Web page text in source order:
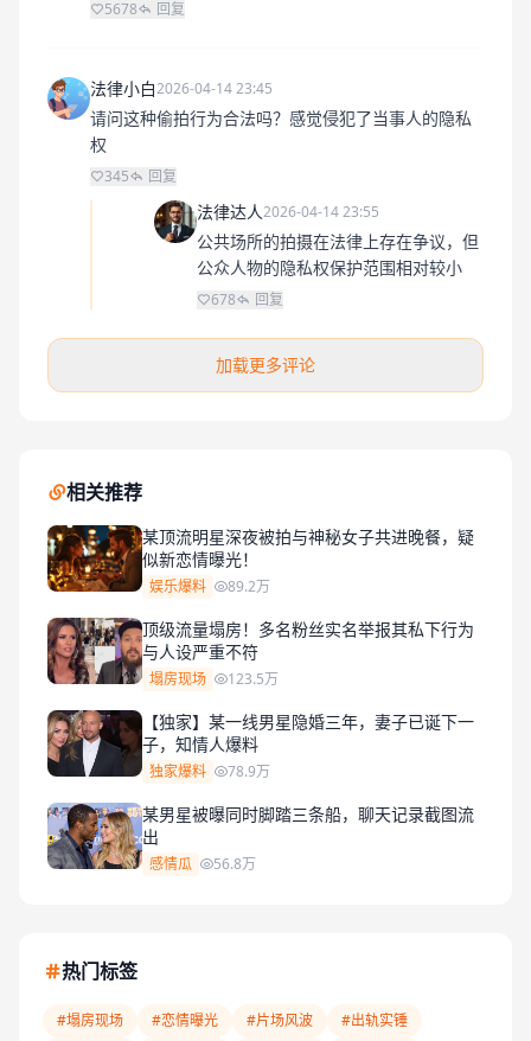
5678 回复
法律小白2026-04-14 23:45
请问这种偷拍行为合法吗？感觉侵犯了当事人的隐私
权
345 回复
法律达人2026-04-14 23:55
公共场所的拍摄在法律上存在争议，但
公众人物的隐私权保护范围相对较小
678 回复
加载更多评论
相关推荐
某顶流明星深夜被拍与神秘女子共进晚餐，疑
似新恋情曝光！
娱乐爆料 89.2万
顶级流量塌房！多名粉丝实名举报其私下行为
与人设严重不符
塌房现场 123.5万
【独家】某一线男星隐婚三年，妻子已诞下一
子，知情人爆料
独家爆料 78.9万
某男星被曝同时脚踏三条船，聊天记录截图流
出
感情瓜 56.8万
热门标签
#塌房现场 #恋情曝光 #片场风波
#出轨实锤